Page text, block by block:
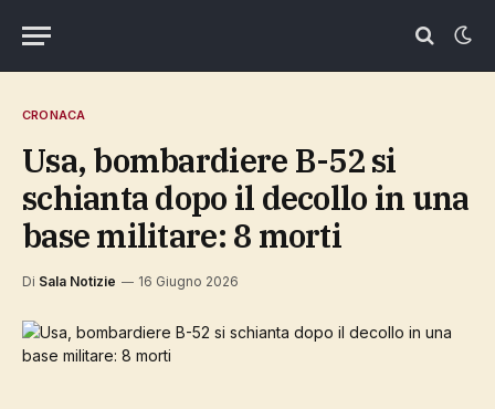
CRONACA
Usa, bombardiere B-52 si
schianta dopo il decollo in una
base militare: 8 morti
Di Sala Notizie 16 Giugno 2026